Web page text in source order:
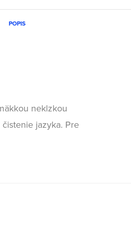
POPIS
neklzkou
jazyka. Pre